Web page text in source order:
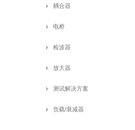
耦合器
电桥
检波器
放大器
测试解决方案
负载/衰减器